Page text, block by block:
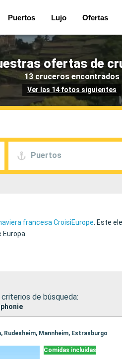
Puertos Lujo Ofertas
ofertas de
13 cruceros encontrados
Ver las 14 fotos siguientes
Puertos
francesa CroisiEurope . Este
criterios de búsqueda:
Rudesheim, Mannheim, Estrasburgo
Comidas incluidas